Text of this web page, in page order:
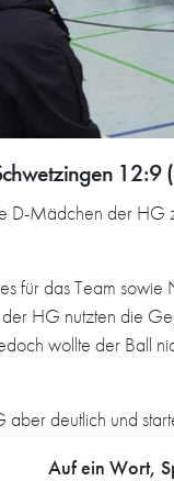
Auf ein Wort,
12:9
D-Mädchen der
das Team sowie
HG nutzten die
wollte der Ball
deutlich und
Tor